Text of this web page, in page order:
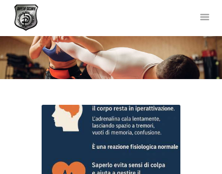
DIFESA SICURA KRAV MAGA
Corsi di Difesa Personale a Bergamo
HOME
CHI SIAMO
NEWS
FOTO E VIDEO
COLLABORAZIONI
DOVE SIAMO